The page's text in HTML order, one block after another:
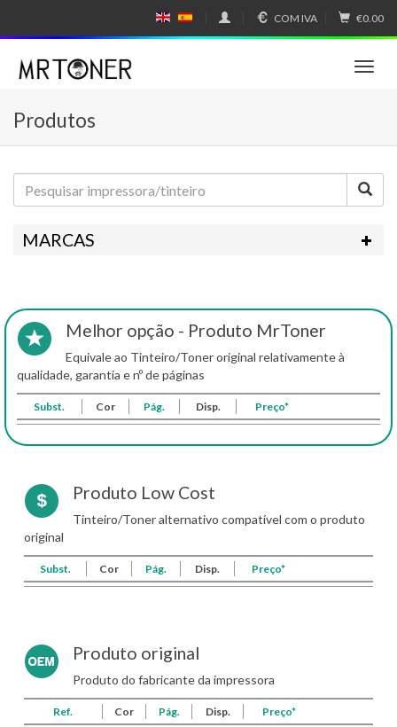
N
SP
COM IVA €0.00
T
n
a
v
g
Produtos
MARCAS
Melhor opção - Produto MrToner
Equivale ao Tinteiro/Toner original relativamente à
qualidade, garantia e nº de páginas
Subst. Cor Pág. Disp. Preço*
Produto Low Cost
Tinteiro/Toner alternativo compatível com o produto
original
Subst. Cor Pág. Disp. Preço*
Produto original
Produto do fabricante da impressora
Ref. Cor Pág. Disp. Preço*